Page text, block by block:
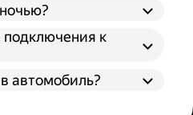
подключения к
автомобиль?